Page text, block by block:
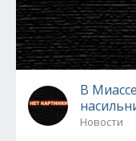
В
Новости